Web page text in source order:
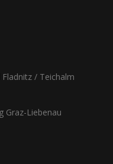
/ Teichalm
Graz-Liebenau